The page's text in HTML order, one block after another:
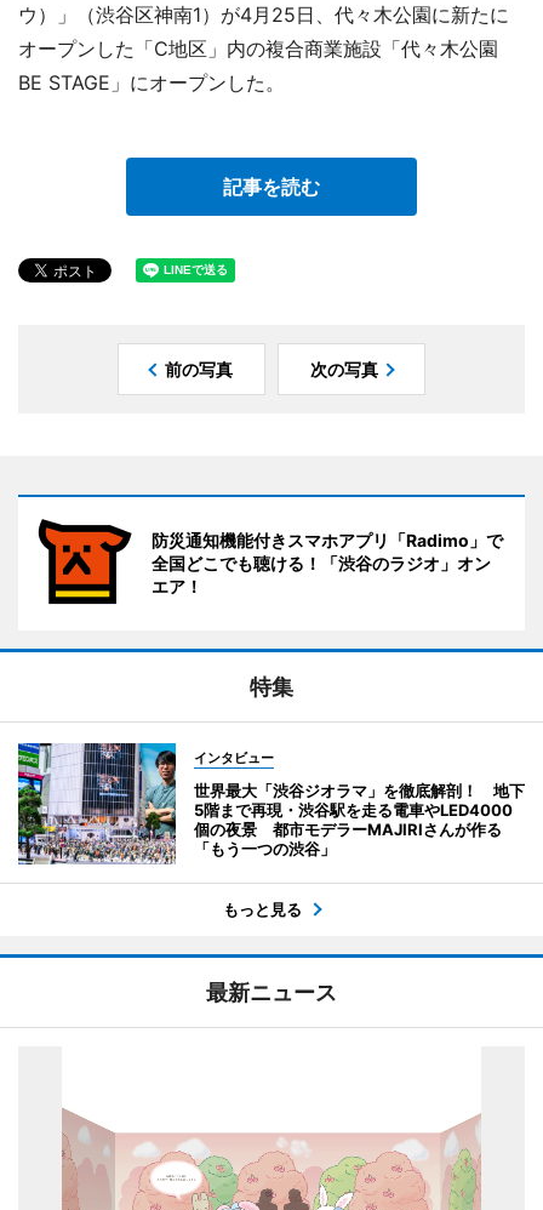
ウ）」（渋谷区神南1）が4月25日、代々木公園に新たに
オープンした「C地区」内の複合商業施設「代々木公園
BE STAGE」にオープンした。
記事を読む
前の写真 次の写真
防災通知機能付きスマホアプリ「Radimo」で
全国どこでも聴ける！「渋谷のラジオ」オン
エア！
特集
インタビュー
世界最大「渋谷ジオラマ」を徹底解剖！ 地下
5階まで再現・渋谷駅を走る電車やLED4000
個の夜景 都市モデラーMAJIRIさんが作る
「もう一つの渋谷」
もっと見る
最新ニュース